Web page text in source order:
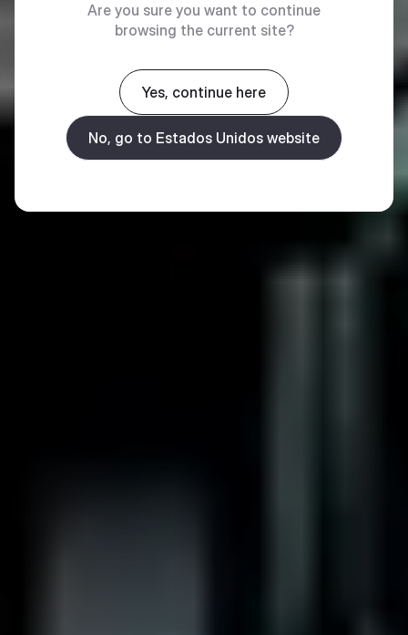
Are you sure you want to continue
browsing the current site?
Yes, continue here
No, go to Estados Unidos website